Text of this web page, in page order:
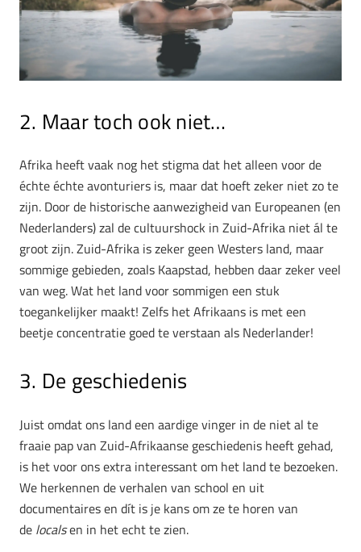
2. Maar toch ook niet…
Afrika heeft vaak nog het stigma dat het alleen voor de
échte échte avonturiers is, maar dat hoeft zeker niet zo te
zijn. Door de historische aanwezigheid van Europeanen (en
Nederlanders) zal de cultuurshock in Zuid-Afrika niet ál te
groot zijn. Zuid-Afrika is zeker geen Westers land, maar
sommige gebieden, zoals Kaapstad, hebben daar zeker veel
van weg. Wat het land voor sommigen een stuk
toegankelijker maakt! Zelfs het Afrikaans is met een
beetje concentratie goed te verstaan als Nederlander!
3. De geschiedenis
Juist omdat ons land een aardige vinger in de niet al te
fraaie pap van Zuid-Afrikaanse geschiedenis heeft gehad,
is het voor ons extra interessant om het land te bezoeken.
We herkennen de verhalen van school en uit
documentaires en dít is je kans om ze te horen van
de localsen in het echt te zien.